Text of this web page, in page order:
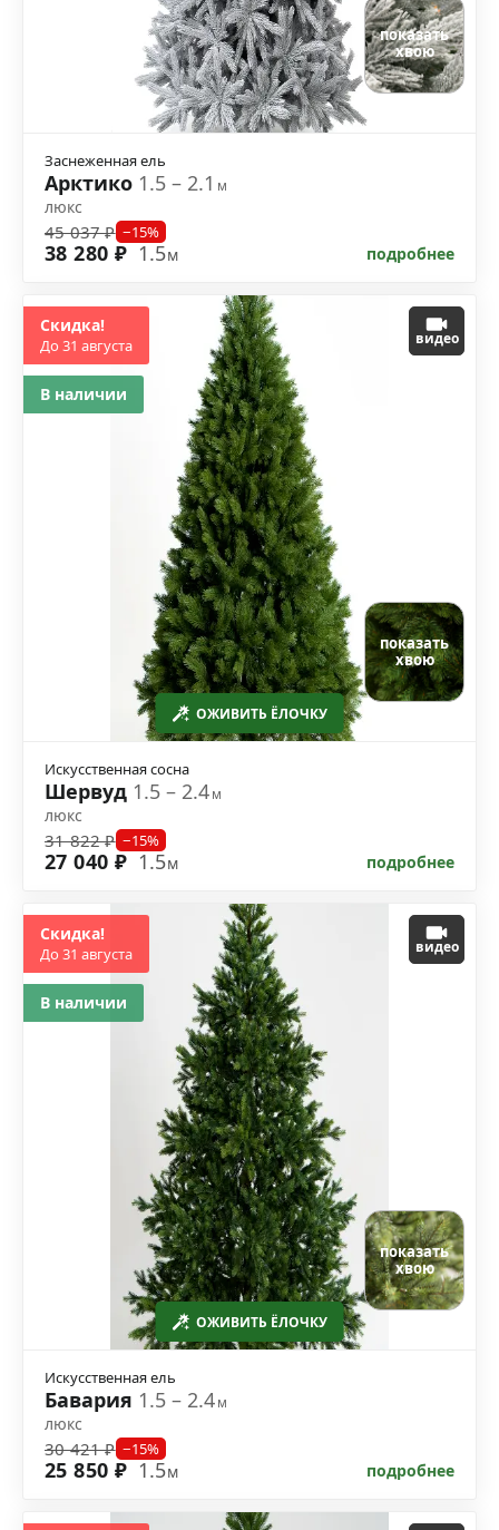
показать
хвою
Заснеженная ель
Арктико 1.5 – 2.1м
люкс
45 037 ₽ −15%
38 280 ₽ 1.5м подробнее
ОЖИВИТЬ ЁЛОЧКУ
видео
показать
хвою
Искусственная сосна
Шервуд 1.5 – 2.4м
люкс
31 822 ₽ −15%
27 040 ₽ 1.5м подробнее
Скидка!
До 31 августа
В наличии
ОЖИВИТЬ ЁЛОЧКУ
видео
показать
хвою
Искусственная ель
Бавария 1.5 – 2.4м
люкс
30 421 ₽ −15%
25 850 ₽ 1.5м подробнее
Скидка!
До 31 августа
В наличии